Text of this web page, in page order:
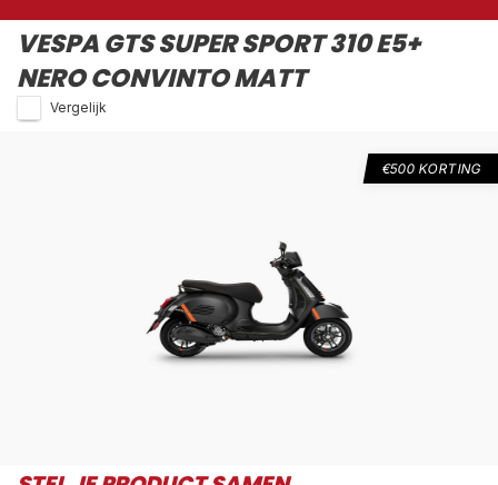
VESPA GTS SUPER SPORT 310 E5+
NERO CONVINTO MATT
Vergelijk
€500 KORTING